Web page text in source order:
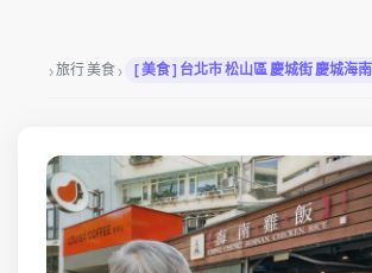
›旅行 美食 › [ 美食 ] 台北市 松山區 慶城街 慶城海